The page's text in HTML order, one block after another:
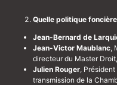
Quelle politique
Jean-Bernard de
Jean-Victor Maublanc,
directeur du Master
Julien Rouger,
transmission de la